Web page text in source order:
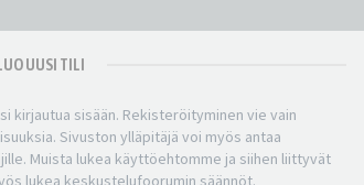
UUSI TILI
kirjautua sisään. Rekisteröityminen vie vain
Sivuston ylläpitäjä voi myös antaa
Muista lukea käyttöehtomme ja siihen liittyvät
lukea keskustelufoorumin säännöt.